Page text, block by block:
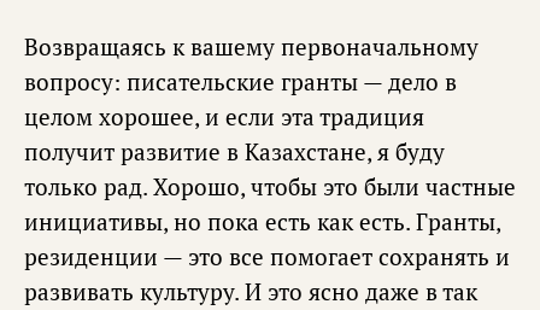
Возвращаясь к вашему первоначальному
вопросу: писательские гранты — дело в
целом хорошее, и если эта традиция
получит развитие в Казахстане, я буду
только рад. Хорошо, чтобы это были частные
инициативы, но пока есть как есть. Гранты,
резиденции — это все помогает сохранять и
развивать культуру. И это ясно даже в так